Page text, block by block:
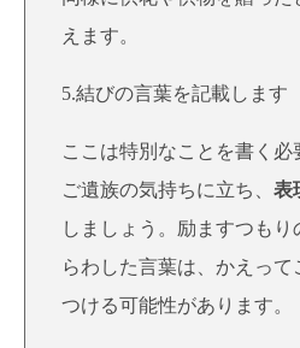
えます。
5.結びの言葉を記載します
ここは特別なことを書く必
ご遺族の気持ちに立ち、 表
しましょう。励ますつも
らわした言葉は、かえっ
つける可能性があります。